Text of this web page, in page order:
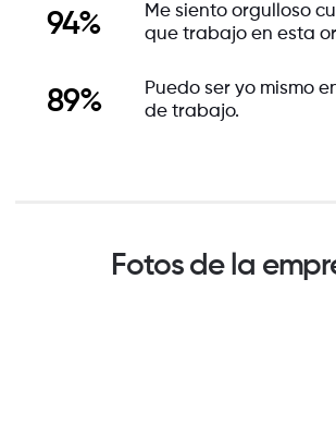
94%
Me siento orgulloso
que trabajo en esta
89%
Puedo ser yo mismo
de trabajo.
Fotos de la